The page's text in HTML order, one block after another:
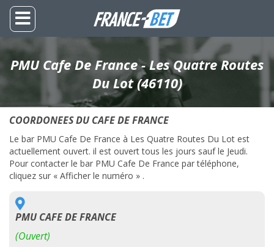
PMU Cafe De France - Les Quatre Routes
Du Lot (46110)
COORDONEES DU CAFE DE FRANCE
Le bar PMU Cafe De France à Les Quatre Routes Du Lot est
actuellement ouvert. il est ouvert tous les jours sauf le Jeudi.
Pour contacter le bar PMU Cafe De France par téléphone,
cliquez sur « Afficher le numéro » .
PMU CAFE DE FRANCE
(Ouvert)